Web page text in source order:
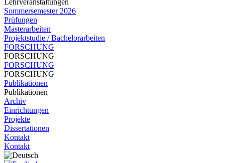
Lehrveranstaltungen
Sommersemester 2026
Prüfungen
Masterarbeiten
Projektstudie / Bachelorarbeiten
FORSCHUNG
FORSCHUNG
FORSCHUNG
FORSCHUNG
Publikationen
Publikationen
Archiv
Einrichtungen
Projekte
Dissertationen
Kontakt
Kontakt